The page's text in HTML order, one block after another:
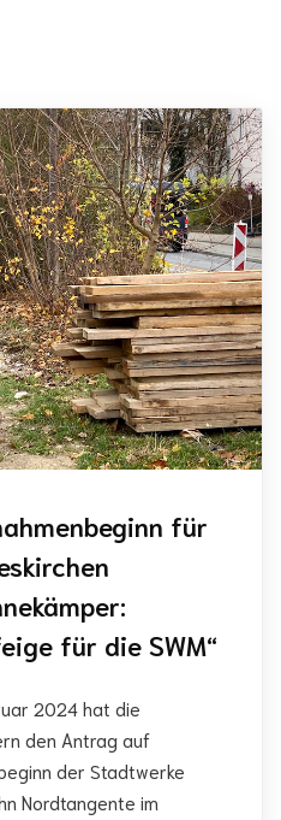
für
für die SWM“
2024 hat die
den Antrag auf
der Stadtwerke
Nordtangente im